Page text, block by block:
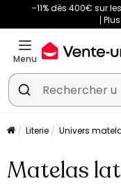
-11% dès 400€ sur
Menu
Literie Univers
Matelas